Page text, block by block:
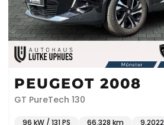
PEUGEOT 2008
GT PureTech 130
96 kW / 131 PS 66.328 km 9.2022